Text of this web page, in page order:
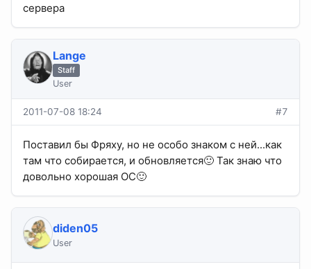
сервера
Lange
Staff
User
2011-07-08 18:24 #7
Поставил бы Фряху, но не особо знаком с ней...как
там что собирается, и обновляется🙂 Так знаю что
довольно хорошая ОС🙂
diden05
User